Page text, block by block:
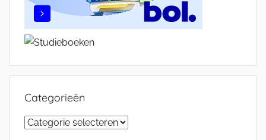
Categorieën
Categorieën